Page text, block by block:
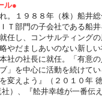
ル●
。１９８８年（株）船井
部門の子会社である船
任し、コンサルティングの
やだましあいのない新し
社の社長に就任。「有意
」を中心に活動を続けてい
変えよう』（２０１０年
）、『舩井幸雄が一番伝